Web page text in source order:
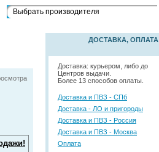
Выбрать производителя
ДОСТАВКА, ОПЛАТА
Доставка: курьером, либо до
Центров выдачи.
Более 13 способов оплаты.
Доставка и ПВЗ - СПб
Доставка - ЛО и пригороды
Доставка и ПВЗ - Россия
Доставка и ПВЗ - Москва
Оплата